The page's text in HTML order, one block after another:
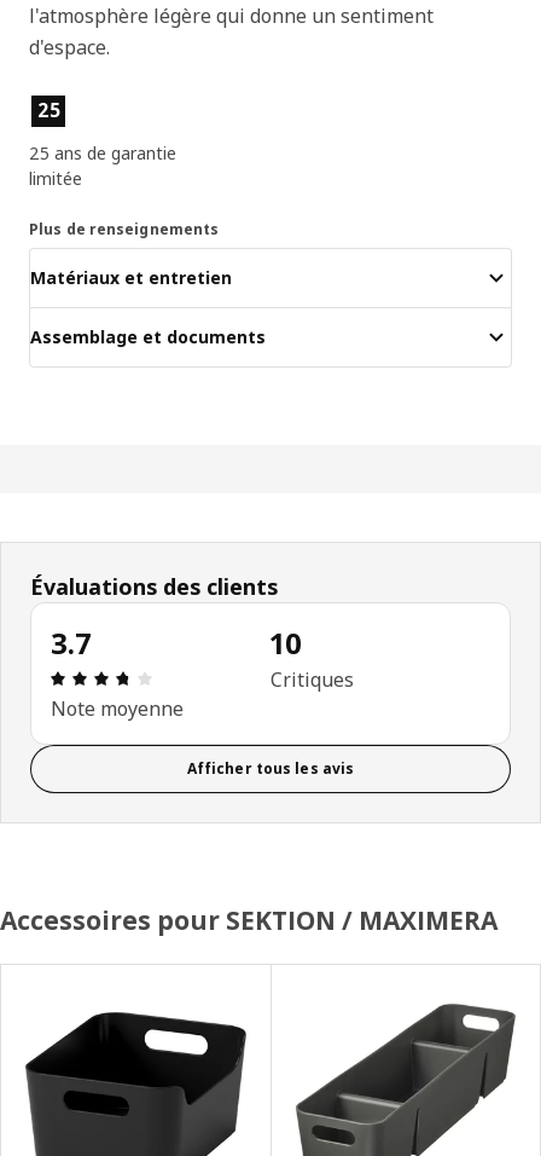
l'atmosphère légère qui donne un sentiment
d'espace.
Caractéristiques principales
25
25 ans de garantie
limitée
Plus de renseignements
Matériaux et entretien
Assemblage et documents
Évaluations des clients
3.7
Avis: 3.7 sur 5 étoiles. Nombre total d'avis: 10
Note moyenne
10
Critiques
Afficher tous les avis
Accessoires pour SEKTION / MAXIMERA